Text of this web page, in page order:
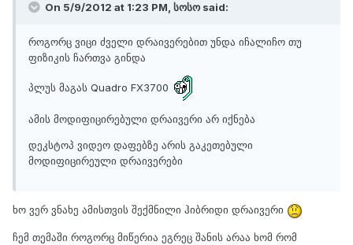
On 5/9/2012 at 1:23 PM, სოსო said:
როგორც ვიცი ძველი დრაივერებით უნდა იჩალიჩო თუ
ფიზიკის ჩართვა გინდა
პლუს მაგას Quadro FX3700
ამის მოდიფიცირებული დრაივერი არ იქნება
დეკსტოპ ვიდეო დაფებზე არის გაკეთებული
მოდიფიცირეული დრაივერები
ხო ვერ ვნახე ამისთვის შექმნილი ჰიბრიდი დრაივერი
ჩემ თემაში როგორც მიწერია ეგრეც შანის არაა ხომ რომ